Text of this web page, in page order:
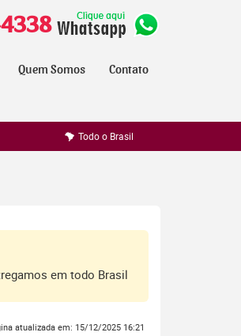
Quem Somos Contato
Todo o Brasil
em todo Brasil
atualizada em: 15/12/2025 16:21